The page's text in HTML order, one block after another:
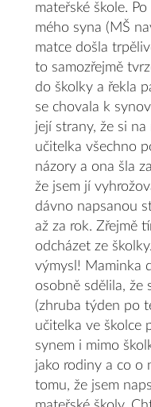
mateřské škole.
mého syna (MŠ
matce došla
to samozřejmě
do školky a řekla
se chovala k
její strany, že si na
učitelka všechno
názory a ona šla
že jsem jí
dávno napsanou
až za rok. Zřejmě
odcházet ze
výmysl! Maminka
osobně sdělila, že
(zhruba týden po
učitelka ve školce
synem i mimo
jako rodiny a co o
tomu, že jsem